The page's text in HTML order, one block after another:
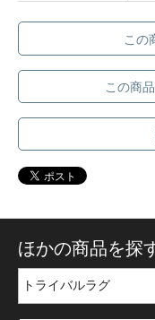
この
この商
ほかの商品を探